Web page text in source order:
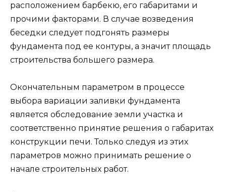
расположением барбекю, его габаритами и
прочими факторами. В случае возведения
беседки следует подгонять размеры
фундамента под ее контуры, а значит площадь
строительства большего размера.
Окончательным параметром в процессе
выбора вариации заливки фундамента
является обследование земли участка и
соответственно принятие решения о габаритах
конструкции печи. Только следуя из этих
параметров можно принимать решение о
начале строительных работ.